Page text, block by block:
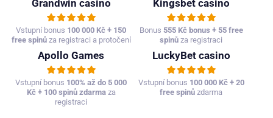
Grandwin casino
Vstupní bonus 100 000 Kč + 150
free spinů za registraci a protočení
Kingsbet casino
Bonus 555 Kč bonus + 55 free
spinů za registraci
Apollo Games
Vstupní bonus 100% až do 5 000
Kč + 100 spinů zdarmaza
registraci
LuckyBet casino
Vstupní bonus 100 000 Kč + 20
free spinů zdarma